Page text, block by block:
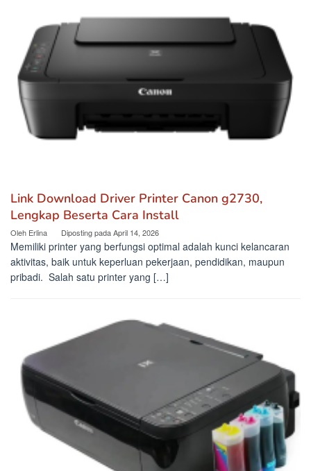
Link Download Driver Printer Canon g2730,
Lengkap Beserta Cara Install
Oleh Erlina Diposting padaApril 14, 2026
Memiliki printer yang berfungsi optimal adalah kunci kelancaran
aktivitas, baik untuk keperluan pekerjaan, pendidikan, maupun
pribadi. Salah satu printer yang […]